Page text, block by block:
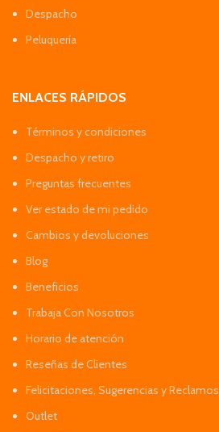
Despacho
Peluquería
ENLACES RÁPIDOS
Términos y condiciones
Despacho y retiro
Preguntas frecuentes
Ver estado de mi pedido
Cambios y devoluciones
Blog
Beneficios
Trabaja Con Nosotros
Horario de atención
Reseñas de Clientes
Felicitaciones, Sugerencias y Reclamos
Outlet